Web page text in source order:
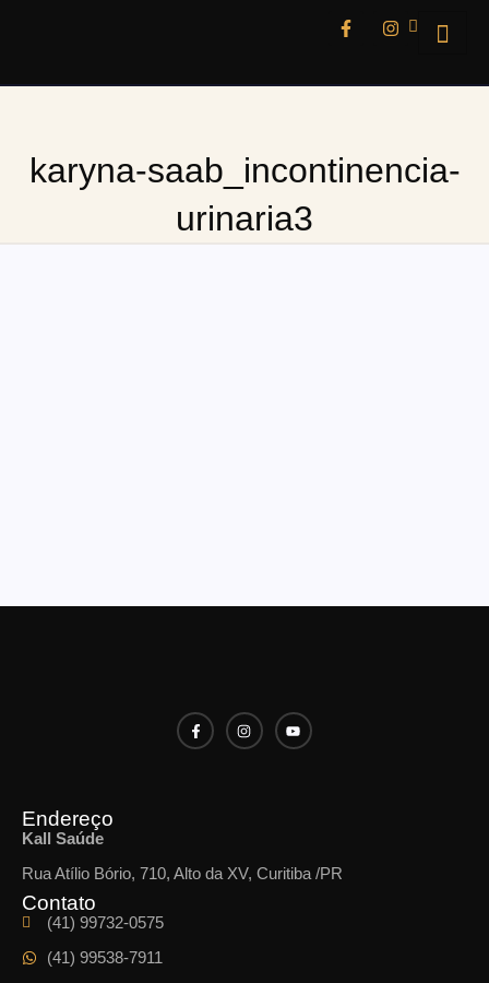
karyna-saab_incontinencia-
urinaria3
Endereço
Kall Saúde
Rua Atílio Bório, 710, Alto da XV, Curitiba /PR
Contato
(41) 99732-0575
(41) 99538-7911